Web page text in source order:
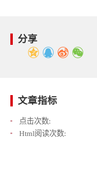
分享
文章指标
点击次数:
Html阅读次数: